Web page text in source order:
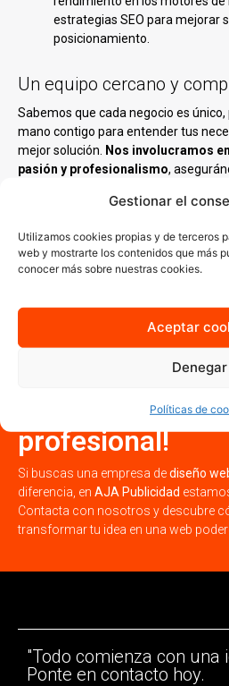
Gestionar el
Utilizamos cookies propias y de terceros
web y mostrarte los contenidos que más
conocer más sobre nuestras cookies.
Aceptar
Denegar
Políticas de
estrategias SEO para mejorar
posicionamiento.
Un equipo cercano y
Sabemos que cada negocio es
mano contigo para entender tus
mejor solución. Nos involucramos
pasión y profesionalismo,
Nuestro equipo está compuesto por
programadores y especialistas en
combinan creatividad y tecnología
¡Potencia tu
Utrera con una
profesional!
Si buscas una empresa dediseño
diferencia, en AJA Publicidad
Contacta con nosotros y descubre
transformar tu idea en una web
"Todo comienza con una
Ponte en contacto hoy.